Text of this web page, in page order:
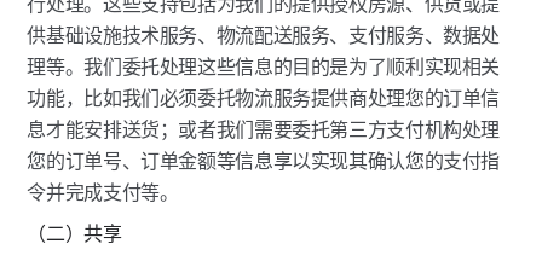
供基础设施技术服务、物流配送服务、支付服务、数据处
理等。我们委托处理这些信息的目的是为了顺利实现相关
功能，比如我们必须委托物流服务提供商处理您的订单信
息才能安排送货；或者我们需要委托第三方支付机构处理
您的订单号、订单金额等信息享以实现其确认您的支付指
令并完成支付等。
（二）共享